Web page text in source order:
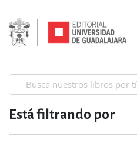
Está filtrando por